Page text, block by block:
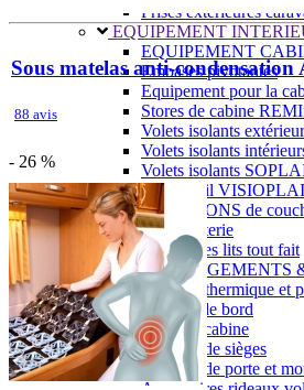
Prises extérieures
EQUIPEMENT
EQUIPEMENT
Embases pivotantes
Equipement pour la
Stores de cabine
Volets isolants
Volets isolants
Volets isolants
Pare-soleil
SOLUTIONS de
Pour la literie
Couchages lits tout fait
AMÉNAGEMENTS
Isolation thermique et
Tableau de bord
Tapis de cabine
Housses de sièges
Rideaux de porte et
Sous matelas anti-
88 avis
- 26 %